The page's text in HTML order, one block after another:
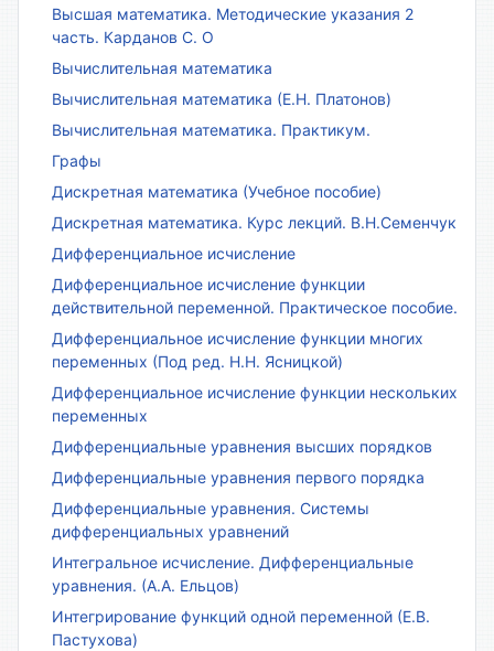
Высшая математика. Методические указания 2
часть. Карданов С. О
Вычислительная математика
Вычислительная математика (Е.Н. Платонов)
Вычислительная математика. Практикум.
Графы
Дискретная математика (Учебное пособие)
Дискретная математика. Курс лекций. В.Н.Семенчук
Дифференциальное исчисление
Дифференциальное исчисление функции
действительной переменной. Практическое пособие.
Дифференциальное исчисление функции многих
переменных (Под ред. Н.Н. Ясницкой)
Дифференциальное исчисление функции нескольких
переменных
Дифференциальные уравнения высших порядков
Дифференциальные уравнения первого порядка
Дифференциальные уравнения. Системы
дифференциальных уравнений
Интегральное исчисление. Дифференциальные
уравнения. (А.А. Ельцов)
Интегрирование функций одной переменной (Е.В.
Пастухова)